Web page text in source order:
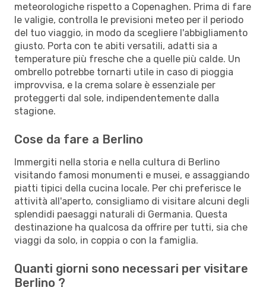
meteorologiche rispetto a Copenaghen. Prima di fare
le valigie, controlla le previsioni meteo per il periodo
del tuo viaggio, in modo da scegliere l'abbigliamento
giusto. Porta con te abiti versatili, adatti sia a
temperature più fresche che a quelle più calde. Un
ombrello potrebbe tornarti utile in caso di pioggia
improvvisa, e la crema solare è essenziale per
proteggerti dal sole, indipendentemente dalla
stagione.
Cose da fare a Berlino
Immergiti nella storia e nella cultura di Berlino
visitando famosi monumenti e musei, e assaggiando
piatti tipici della cucina locale. Per chi preferisce le
attività all'aperto, consigliamo di visitare alcuni degli
splendidi paesaggi naturali di Germania. Questa
destinazione ha qualcosa da offrire per tutti, sia che
viaggi da solo, in coppia o con la famiglia.
Quanti giorni sono necessari per visitare
Berlino ?